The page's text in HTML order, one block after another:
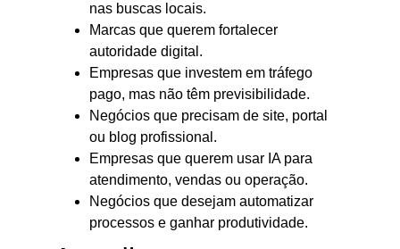
nas buscas locais.
Marcas que querem fortalecer
autoridade digital.
Empresas que investem em tráfego
pago, mas não têm previsibilidade.
Negócios que precisam de site, portal
ou blog profissional.
Empresas que querem usar IA para
atendimento, vendas ou operação.
Negócios que desejam automatizar
processos e ganhar produtividade.